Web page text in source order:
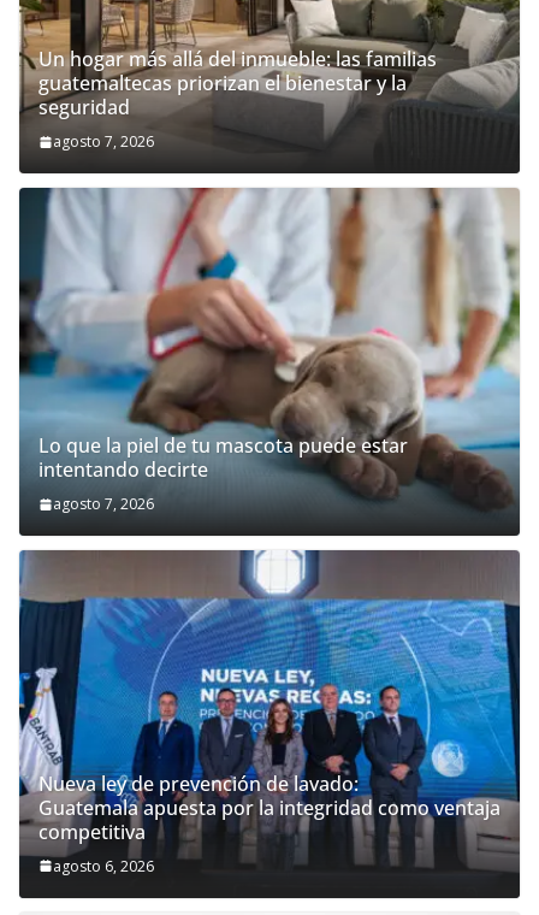
Un hogar más allá del inmueble: las familias
guatemaltecas priorizan el bienestar y la
seguridad
agosto 7, 2026
Lo que la piel de tu mascota puede estar
intentando decirte
agosto 7, 2026
Nueva ley de prevención de lavado:
Guatemala apuesta por la integridad como ventaja
competitiva
agosto 6, 2026